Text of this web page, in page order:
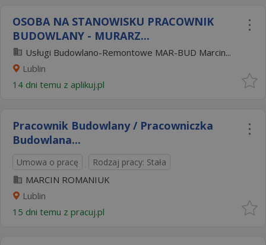
OSOBA NA STANOWISKU PRACOWNIK
BUDOWLANY - MURARZ...
Usługi Budowlano-Remontowe MAR-BUD Marcin...
Lublin
14 dni temu z aplikuj.pl
Pracownik Budowlany / Pracowniczka
Budowlana...
Umowa o pracę Rodzaj pracy: Stała
MARCIN ROMANIUK
Lublin
15 dni temu z pracuj.pl